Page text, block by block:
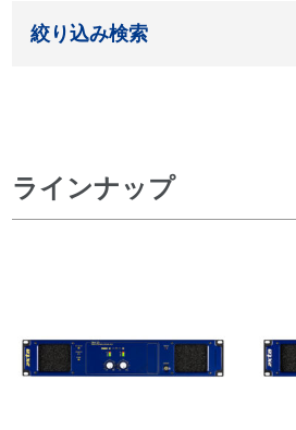
絞り込み検索
ラインナップ